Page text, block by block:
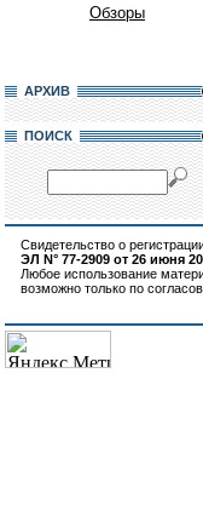
Обзоры
АРХИВ
ПОИСК
Свидетельство о
ЭЛ N° 77-2909 от 26 июня
Любое использование
возможно только по